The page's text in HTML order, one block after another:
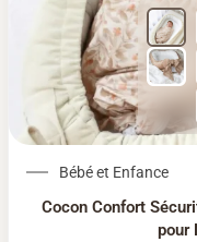
Bébé et Enfance
Cocon Confort
pour